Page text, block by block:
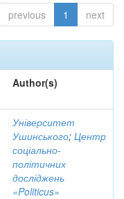
previous 1 next
Author(s)
Університет
Ушинського; Центр
соціально-
політичних
досліджень
«Politicus»